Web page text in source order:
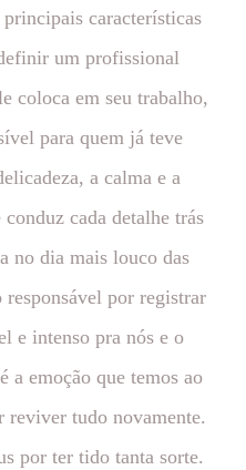
características
um profissional
coloca em seu trabalho,
para quem já teve
a calma e a
cada detalhe trás
no dia mais louco das
por registrar
e intenso pra nós e o
a emoção que temos ao
reviver tudo novamente.
por ter tido tanta sorte.